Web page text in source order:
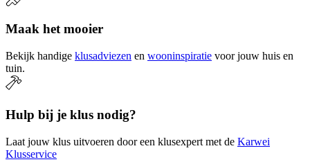
Maak het mooier
Bekijk handige klusadviezen en wooninspiratie voor jouw huis en
tuin.
Hulp bij je klus nodig?
Laat jouw klus uitvoeren door een klusexpert met de Karwei
Klusservice